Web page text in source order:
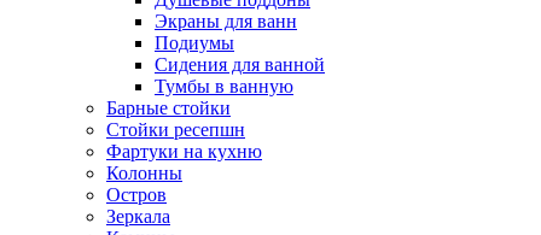
Экраны для ванн
Подиумы
Сидения для ванной
Тумбы в ванную
Барные стойки
Стойки ресепшн
Фартуки на кухню
Колонны
Остров
Зеркала